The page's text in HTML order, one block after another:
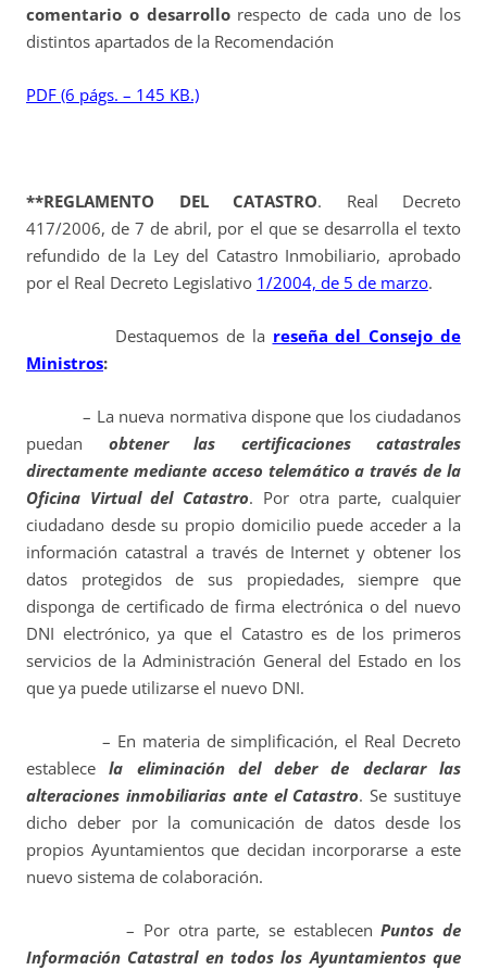
comentario o desarrollorespecto de cada uno de los
distintos apartados de la Recomendación
PDF (6 págs. – 145 KB.)
**REGLAMENTO DEL CATASTRO. Real Decreto
417/2006, de 7 de abril, por el que se desarrolla el texto
refundido de la Ley del Catastro Inmobiliario, aprobado
por el Real Decreto Legislativo 1/2004, de 5 de marzo.
Destaquemos de la reseña del Consejo de
Ministros:
– La nueva normativa dispone que los ciudadanos
puedan obtener las certificaciones catastrales
directamente mediante acceso telemático a través de la
Oficina Virtual del Catastro. Por otra parte, cualquier
ciudadano desde su propio domicilio puede acceder a la
información catastral a través de Internet y obtener los
datos protegidos de sus propiedades, siempre que
disponga de certificado de firma electrónica o del nuevo
DNI electrónico, ya que el Catastro es de los primeros
servicios de la Administración General del Estado en los
que ya puede utilizarse el nuevo DNI.
– En materia de simplificación, el Real Decreto
establecela eliminación del deber de declarar las
alteraciones inmobiliarias ante el Catastro. Se sustituye
dicho deber por la comunicación de datos desde los
propios Ayuntamientos que decidan incorporarse a este
nuevo sistema de colaboración.
– Por otra parte, se establecenPuntos de
Información Catastral en todos los Ayuntamientos que